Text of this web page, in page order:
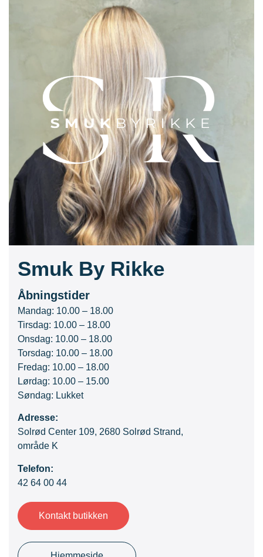
Smuk By Rikke
Åbningstider
Mandag: 10.00 – 18.00
Tirsdag: 10.00 – 18.00
Onsdag: 10.00 – 18.00
Torsdag: 10.00 – 18.00
Fredag: 10.00 – 18.00
Lørdag: 10.00 – 15.00
Søndag: Lukket
Adresse:
Solrød Center 109, 2680 Solrød Strand,
område K
Telefon:
42 64 00 44
Kontakt butikken